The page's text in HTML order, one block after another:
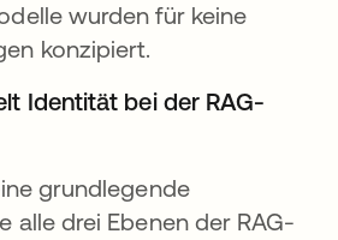
wurden für keine
konzipiert.
Identität bei der RAG-
grundlegende
alle drei Ebenen der RAG-